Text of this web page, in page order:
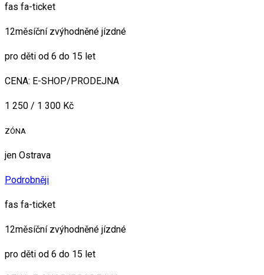
fas fa-ticket
12měsíční zvýhodněné jízdné
pro děti od 6 do 15 let
CENA: E-SHOP/PRODEJNA
1 250 / 1 300 Kč
ZÓNA
jen Ostrava
Podrobněji
fas fa-ticket
12měsíční zvýhodněné jízdné
pro děti od 6 do 15 let